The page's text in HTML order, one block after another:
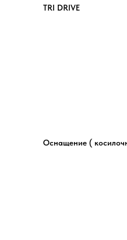
TRI DRIVE
Оснащение (